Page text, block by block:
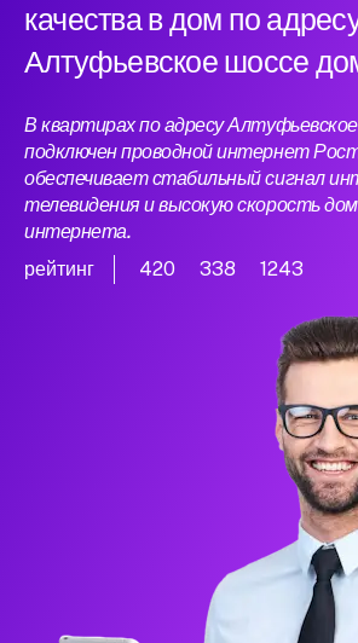
качества в дом по
Алтуфьевское шоссе
В квартирах по адресу
подключен проводной интернет
обеспечивает стабильный сигнал
телевидения и высокую скорость
интернета.
рейтинг
420 338 1243